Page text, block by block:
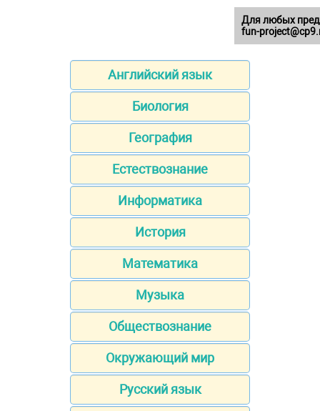
Английский язык
Биология
География
Естествознание
Информатика
История
Математика
Музыка
Обществознание
Окружающий мир
Русский язык
Для любых
fun-